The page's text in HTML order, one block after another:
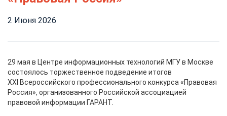
2 Июня 2026
29 мая в Центре информационных технологий МГУ в Москве
состоялось торжественное подведение итогов
XXI Всероссийского профессионального конкурса «Правовая
Россия», организованного Российской ассоциацией
правовой информации ГАРАНТ.